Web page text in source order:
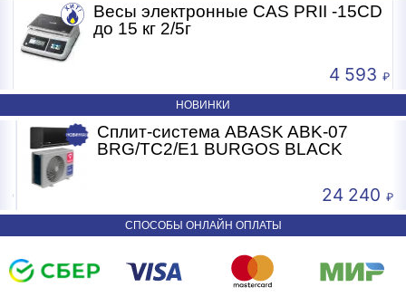
Весы электронные CAS PRII -15CD
до 15 кг 2/5г
4 593
НОВИНКИ
Сплит-система ABASK ABK-07
BRG/TC2/E1 BURGOS BLACK
24 240
СПОСОБЫ ОНЛАЙН ОПЛАТЫ